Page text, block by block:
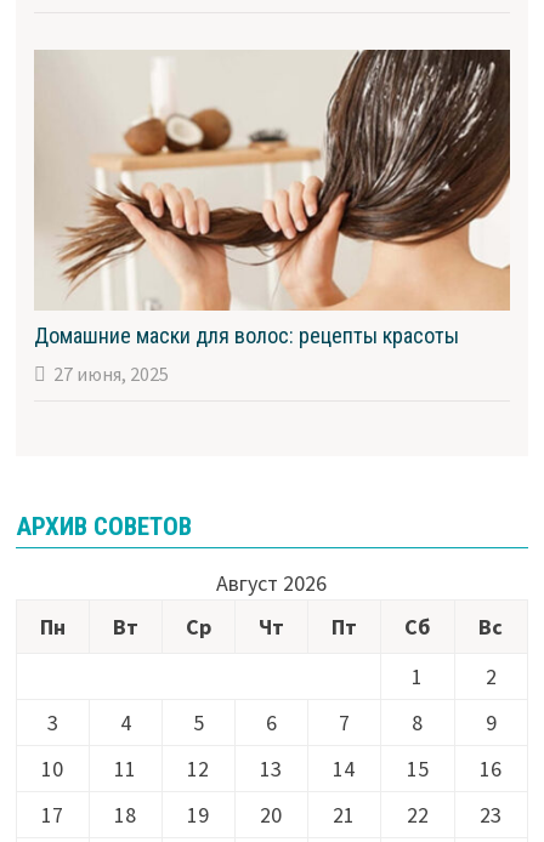
Домашние маски для волос: рецепты красоты
27 июня, 2025
АРХИВ СОВЕТОВ
Август 2026
Пн
Вт Ср Чт Пт Сб
Вс
1
2
3
4 5 6 7 8
9
10
11 12 13 14 15
16
17
18 19 20 21 22 23